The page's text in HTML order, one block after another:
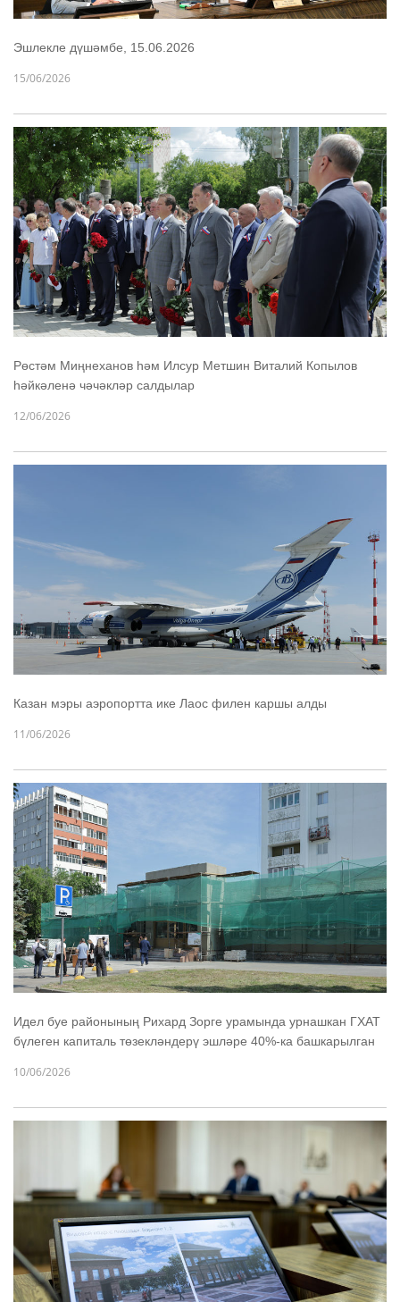
Эшлекле дүшәмбе, 15.06.2026
15/06/2026
Рөстәм Миңнеханов һәм Илсур Метшин Виталий Копылов
һәйкәленә чәчәкләр салдылар
12/06/2026
Казан мэры аэропортта ике Лаос филен каршы алды
11/06/2026
Идел буе районының Рихард Зорге урамында урнашкан ГХАТ
бүлеген капиталь төзекләндерү эшләре 40%-ка башкарылган
10/06/2026